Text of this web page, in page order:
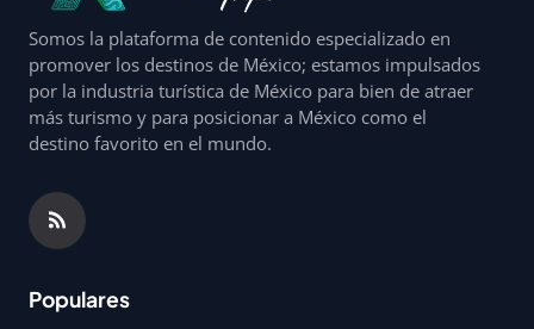
Somos la plataforma de contenido especializado en
promover los destinos de México; estamos impulsados
por la industria turística de México para bien de atraer
más turismo y para posicionar a México como el
destino favorito en el mundo.
Populares